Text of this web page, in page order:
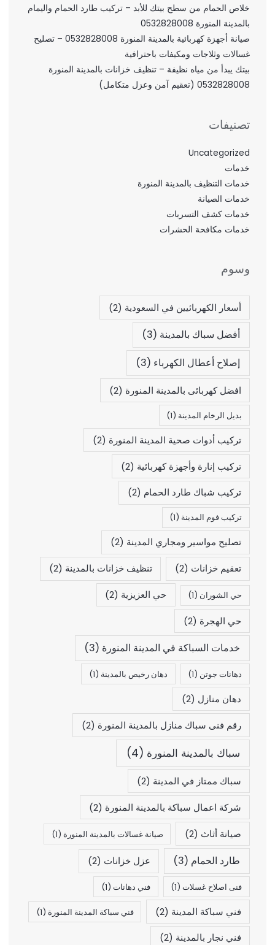
خلاص الحمام من سطح بيتك للأبد – تركيب طارد الحمام واليمام
بالمدينة المنورة 0532828008
صيانة أجهزة كهربائية بالمدينة المنورة 0532828008 – تصليح
غسالات وثلاجات ومكيفات باحترافية
بيتك يبدأ من مياه نظيفة – تنظيف خزانات بالمدينة المنورة
0532828008 (تعقيم آمن وعزل متكامل)
تصنيفات
Uncategorized
خدمات
خدمات التنظيف بالمدينة المنورة
خدمات الصيانة
خدمات كشف التسربات
خدمات مكافحة الحشرات
وسوم
أسعار الكهربائيين في السعودية (2)
أفضل سباك بالمدينة (3)
إصلاح أعطال الكهرباء (3)
افضل كهربائى بالمدينة المنورة (2)
بديل الرخام المدينة (1)
تركيب أدوات صحية المدينة المنورة (2)
تركيب إنارة وأجهزة كهربائية (2)
تركيب شباك طارد الحمام (2)
تركيب فوم المدينة (1)
تصليح مواسير ومجاري المدينة (2)
تعقيم خزانات (2) تنظيف خزانات بالمدينة (2)
حي الشوران (1) حي العزيزية (2)
حي الهجرة (2)
خدمات السباكة في المدينة المنورة (3)
دهانات جوتن (1) دهان رخيص بالمدينة (1)
دهان منازل (2)
رقم فنى سباك منازل بالمدينة المنورة (2)
سباك بالمدينة المنورة (4)
سباك ممتاز في المدينة (2)
شركة اعمال سباكة بالمدينة المنورة (2)
صيانة أثاث (2) صيانة غسالات بالمدينة المنورة (1)
طارد الحمام (3) عزل خزانات (2)
فنى اصلاح غسلات(1) فني دهانات (1)
فني سباكة المدينة (2) فني سباكة المدينة المنورة (1)
فني نجار بالمدينة (2)